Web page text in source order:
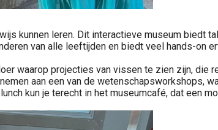
kunnen leren. Dit interactieve museum biedt
van alle leeftijden en biedt veel hands-on
waarop projecties van vissen te zien zijn, die
aan een van de
kun je terecht in het museumcafé, dat een